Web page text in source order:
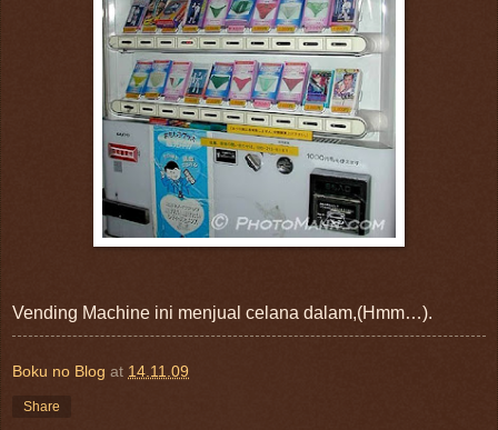
Vending Machine ini menjual celana dalam,(Hmm…).
Boku no Blog at 14.11.09
Share